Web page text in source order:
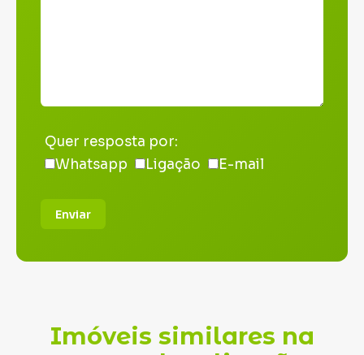
Quer resposta por:
Whatsapp
Ligação E-mail
Enviar
Imóveis similares na